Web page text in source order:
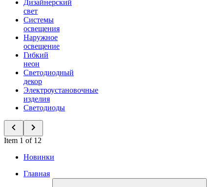
Дизайнерский
свет
Системы
освещения
Наружное
освещение
Гибкий
неон
Светодиодный
декор
Электроустановочные
изделия
Светодиоды
Item 1 of 12
Новинки
Главная